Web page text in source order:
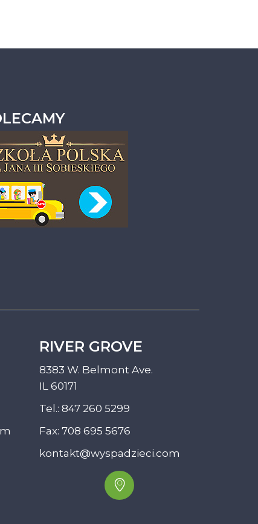
RIVER GROVE
8383 W. Belmont Ave.
IL 60171
Tel.: 847 260 5299
Fax: 708 695 5676
kontakt@wyspadzieci.com